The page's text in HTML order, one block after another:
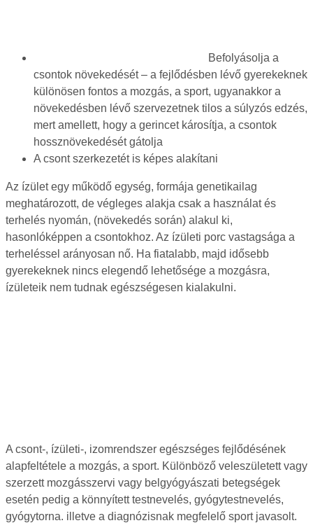
Befolyásolja a
csontok növekedését – a fejlődésben lévő gyerekeknek
különösen fontos a mozgás, a sport, ugyanakkor a
növekedésben lévő szervezetnek tilos a súlyzós edzés,
mert amellett, hogy a gerincet károsítja, a csontok
hossznövekedését gátolja
A csont szerkezetét is képes alakítani
Az ízület egy működő egység, formája genetikailag
meghatározott, de végleges alakja csak a használat és
terhelés nyomán, (növekedés során) alakul ki,
hasonlóképpen a csontokhoz. Az ízületi porc vastagsága a
terheléssel arányosan nő. Ha fiatalabb, majd idősebb
gyerekeknek nincs elegendő lehetősége a mozgásra,
ízületeik nem tudnak egészségesen kialakulni.
A csont-, ízületi-, izomrendszer egészséges fejlődésének
alapfeltétele a mozgás, a sport. Különböző veleszületett vagy
szerzett mozgásszervi vagy belgyógyászati betegségek
esetén pedig a könnyített testnevelés, gyógytestnevelés,
gyógytorna. illetve a diagnózisnak megfelelő sport javasolt.